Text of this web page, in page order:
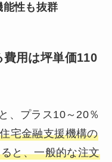
能性も抜群
用は坪単価110
、プラス10～20％
住宅金融支援機構の
と、一般的な注文